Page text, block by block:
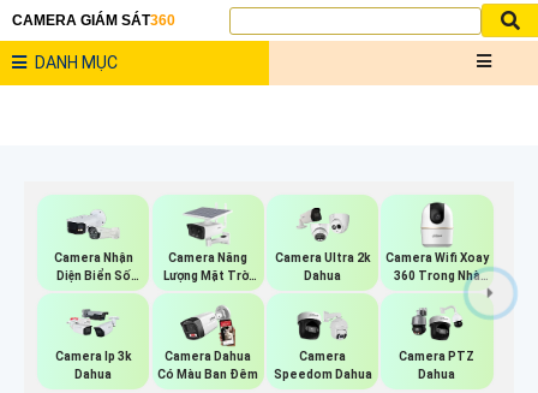
CAMERA GIÁM SÁT360
DANH MỤC
Camera Nhận
Diện Biển Số
Dahua
Camera Năng
Lượng Mặt Trời
Dahua
Camera Ultra 2k
Dahua
Camera Wifi Xoay
360 Trong Nhà
Dahua
Camera Ip 3k
Dahua
Camera Dahua
Có Màu Ban Đêm
Camera
Speedom Dahua
Camera PTZ
Dahua